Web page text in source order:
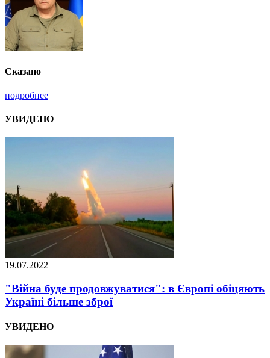
Сказано
подробнее
УВИДЕНО
19.07.2022
"Війна буде продовжуватися": в Європі обіцяють
Україні більше зброї
УВИДЕНО